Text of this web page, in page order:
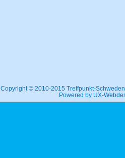
Copyright © 2010-2015 Treffpunkt-
Powered by UX-